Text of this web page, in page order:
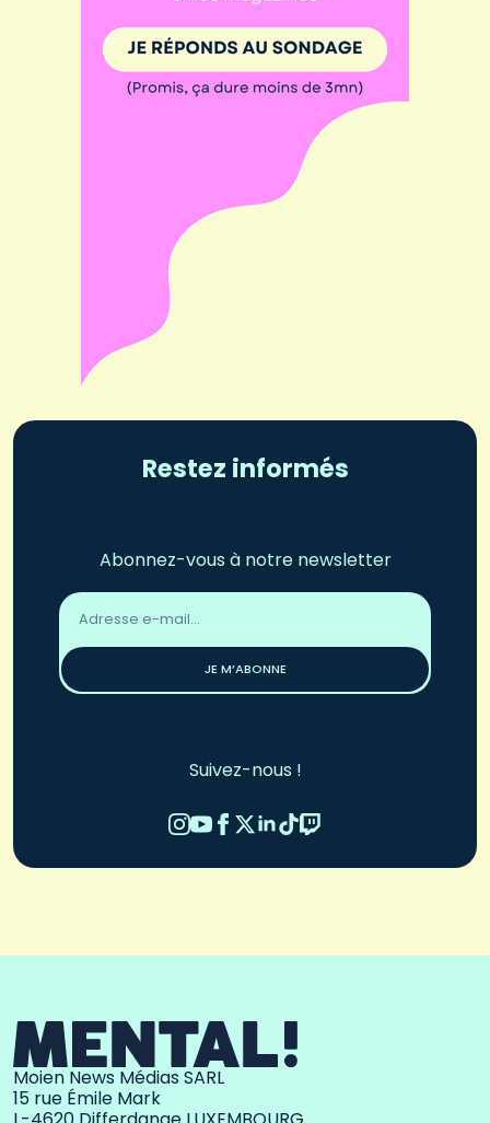
Restez informés
Abonnez-vous à notre newsletter
Adresse
email
JE M’ABONNE
Suivez-nous !
Moien News Médias SARL
15 rue Émile Mark